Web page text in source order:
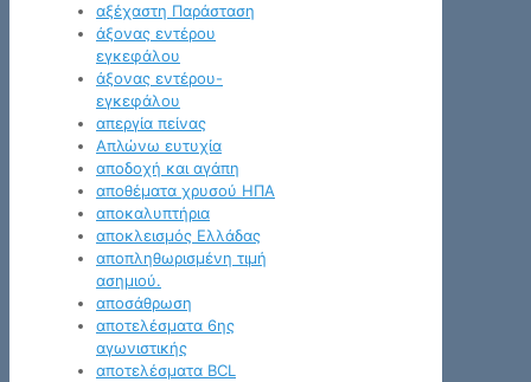
αξέχαστη Παράσταση
άξονας εντέρου
εγκεφάλου
άξονας εντέρου-
εγκεφάλου
απεργία πείνας
Απλώνω ευτυχία
αποδοχή και αγάπη
αποθέματα χρυσού ΗΠΑ
αποκαλυπτήρια
αποκλεισμός Ελλάδας
αποπληθωρισμένη τιμή
ασημιού.
αποσάθρωση
αποτελέσματα 6ης
αγωνιστικής
αποτελέσματα BCL